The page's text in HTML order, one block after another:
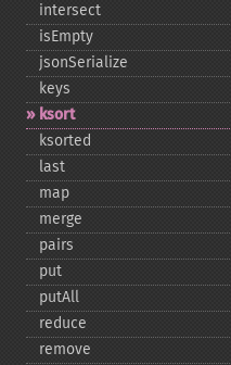
intersect
isEmpty
jsonSerialize
keys
ksort
ksorted
last
map
merge
pairs
put
putAll
reduce
remove